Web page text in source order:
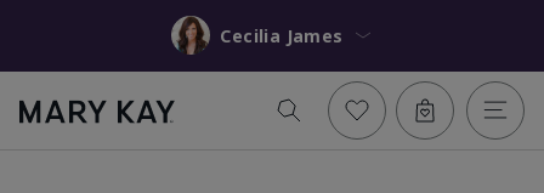
Cecilia James